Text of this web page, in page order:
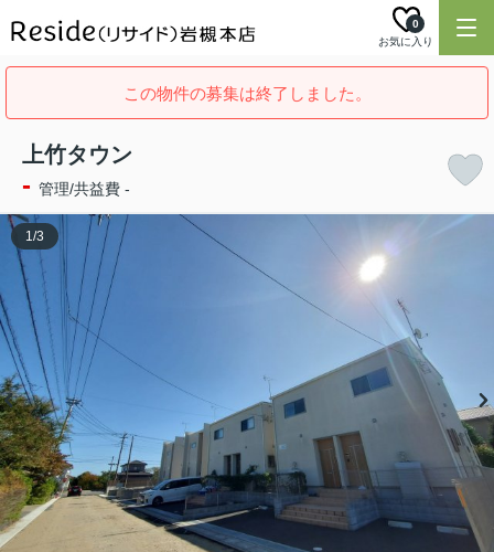
お気に入り
0
この物件の募集は終了しました。
上竹タウン
- 管理/共益費 -
1/3